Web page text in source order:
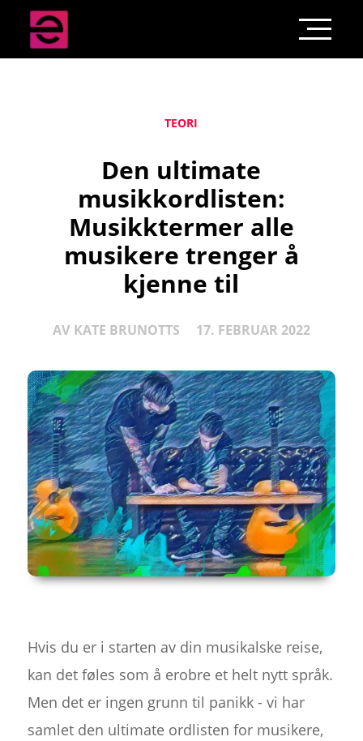
TEORI
Den ultimate
musikkordlisten:
Musikktermer alle
musikere trenger å
kjenne til
AV KATE BRUNOTTS 17. FEBRUAR 2022
Hvis du er i starten av din musikalske reise,
kan det føles som å erobre et helt nytt språk.
Men det er ingen grunn til panikk - vi har
samlet den ultimate ordlisten for musikere,